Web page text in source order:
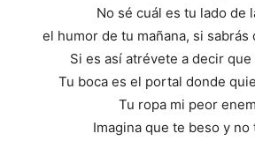
No sé cuál es tu lado de
el humor de tu mañana, si sabrás
Si es así atrévete a decir que
Tu boca es el portal donde
Tu ropa mi peor
Imagina que te beso y no